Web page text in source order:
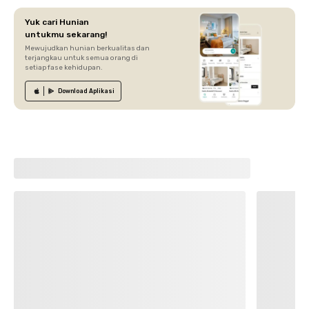
Yuk cari Hunian
untukmu sekarang!
Mewujudkan hunian berkualitas dan
terjangkau untuk semua orang di
setiap fase kehidupan.
Download Aplikasi